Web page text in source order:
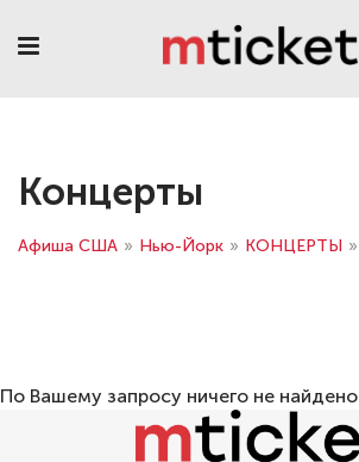
Концерты
Афиша США » Нью-Йорк » КОНЦЕРТЫ »
По Вашему запросу ничего не найдено